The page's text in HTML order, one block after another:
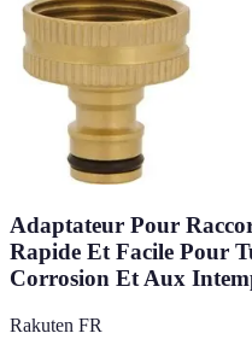
Adaptateur Pour
Rapide Et Facile Pour
Corrosion Et Aux
Rakuten FR